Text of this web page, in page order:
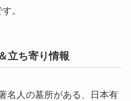
。
立ち寄り情報
名人の墓所がある、日本有